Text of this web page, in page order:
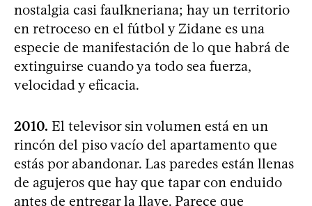
nostalgia casi faulkneriana; hay un territorio
en retroceso en el fútbol y Zidane es una
especie de manifestación de lo que habrá de
extinguirse cuando ya todo sea fuerza,
velocidad y eficacia.
2010. El televisor sin volumen está en un
rincón del piso vacío del apartamento que
estás por abandonar. Las paredes están llenas
de agujeros que hay que tapar con enduido
antes de entregar la llave. Parece que